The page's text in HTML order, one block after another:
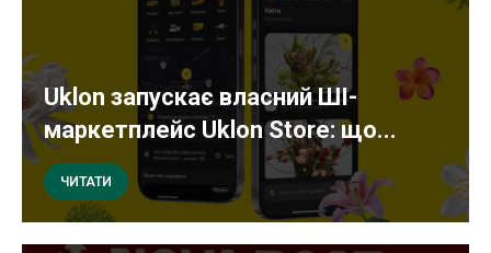
Uklon запускає власний ШІ-
маркетплейс Uklon Store: що...
ЧИТАТИ